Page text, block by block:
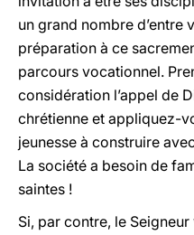
un grand nombre d’entre
préparation à ce
parcours vocationnel.
considération l’appel de
chrétienne et appliquez-
jeunesse à construire
La société a besoin de
saintes !
Si, par contre, le